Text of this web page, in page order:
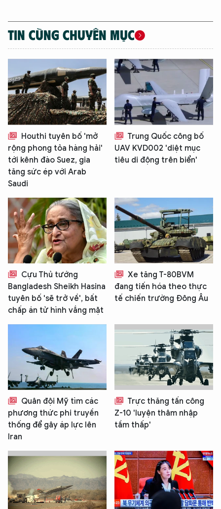
TIN CÙNG CHUYÊN MỤC
Houthi tuyên bố 'mở
rộng phong tỏa hàng hải'
tới kênh đào Suez, gia
tăng sức ép với Arab
Saudi
Trung Quốc công bố
UAV KVD002 'diệt mục
tiêu di động trên biển'
Cựu Thủ tướng
Bangladesh Sheikh Hasina
tuyên bố 'sẽ trở về', bất
chấp án tử hình vắng mặt
Xe tăng T-80BVM
đang tiến hóa theo thực
tế chiến trường Đông Âu
Quân đội Mỹ tìm các
phương thức phi truyền
thống để gây áp lực lên
Iran
Trực thăng tấn công
Z-10 'luyện thâm nhập
tầm thấp'